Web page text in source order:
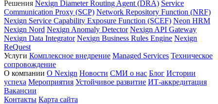
Решения Nexign Diameter Routing Agent (DRA) Service
Communication Proxy (SCP) Network Repository Function (NRF)
Nexign Service Capability Exposure Function (SCEF) Neon HRM
Nexign Nord Nexign Anomaly Detector Nexign API Gateway
Nexign Data Integrator Nexign Business Rules Engine Nexign
ReQuest
Услуги Комплексное внедрение Managed Services Техническое
сопровождение
О компании О Nexign Новости СМИ о нас Блог Истории
успеха Мероприятия Устойчивое развитие ИТ-аккредитация
Вакансии
Контакты Карта сайта